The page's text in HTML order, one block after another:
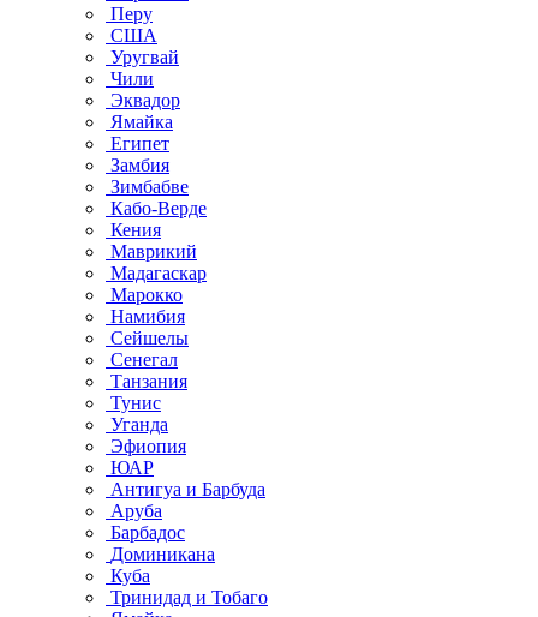
Перу
США
Уругвай
Чили
Эквадор
Ямайка
Египет
Замбия
Зимбабве
Кабо-Верде
Кения
Маврикий
Мадагаскар
Марокко
Намибия
Сейшелы
Сенегал
Танзания
Тунис
Уганда
Эфиопия
ЮАР
Антигуа и Барбуда
Аруба
Барбадос
Доминикана
Куба
Тринидад и Тобаго